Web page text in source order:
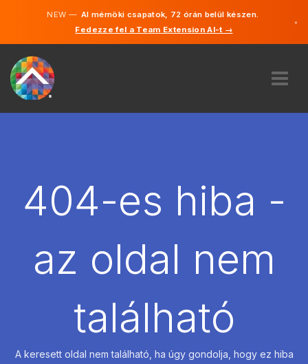
NEW —AI mérnöki csapatok, 72 órán belül készen.
Fedezze fel a Team Extension AI-t →
×
BÉREL
404-es hiba -
az oldal nem
található
A keresett oldal nem található, ha úgy gondolja, hogy ez hiba